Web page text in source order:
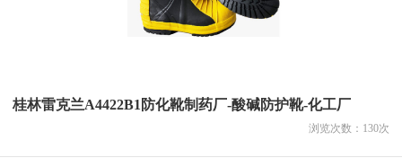
桂林雷克兰A4422B1防化靴制药厂-酸碱防护靴-化工厂
浏览次数： 130次